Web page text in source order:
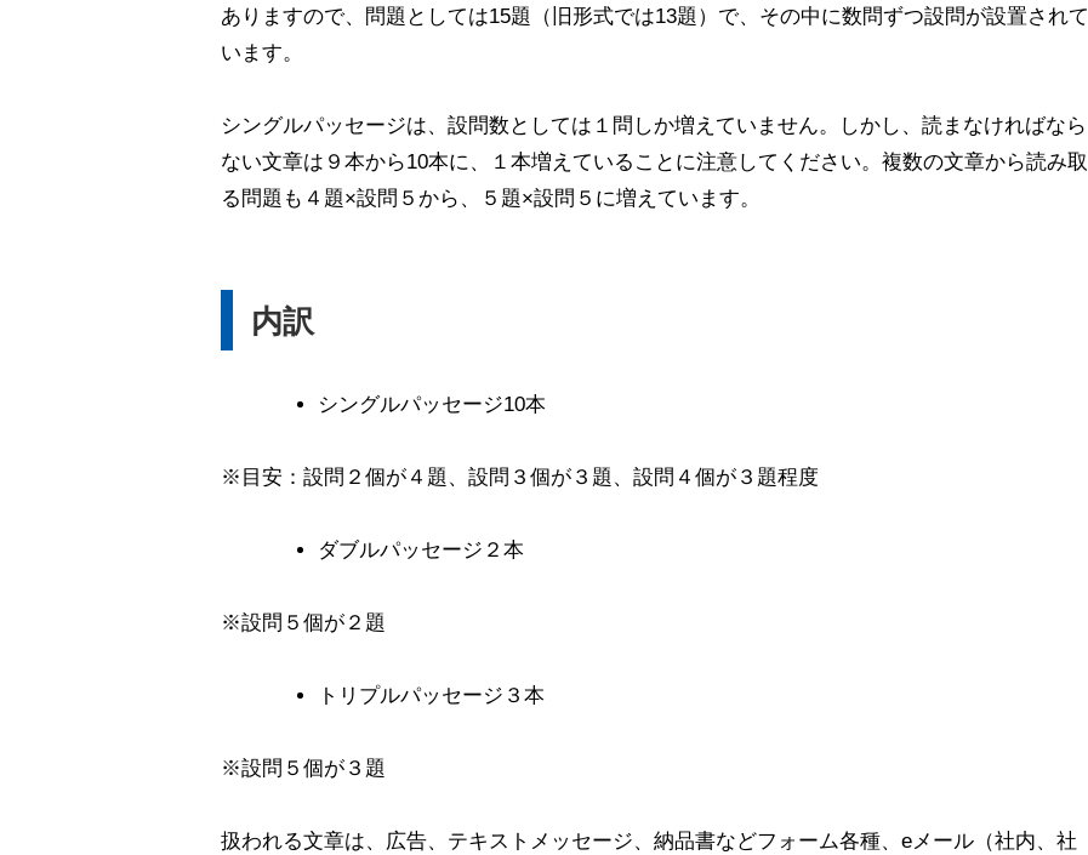
ありますので、問題としては15題（旧形式では13題）で、その中に数問ずつ設問が設置されて
います。
シングルパッセージは、設問数としては１問しか増えていません。しかし、読まなければなら
ない文章は９本から10本に、１本増えていることに注意してください。複数の文章から読み取
る問題も４題×設問５から、５題×設問５に増えています。
内訳
シングルパッセージ10本
※目安：設問２個が４題、設問３個が３題、設問４個が３題程度
ダブルパッセージ２本
※設問５個が２題
トリプルパッセージ３本
※設問５個が３題
扱われる文章は、広告、テキストメッセージ、納品書などフォーム各種、eメール（社内、社